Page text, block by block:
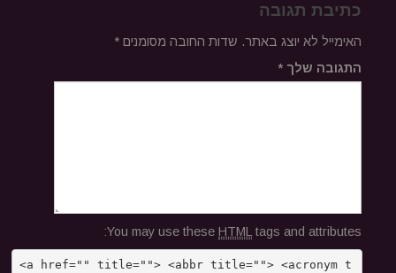
כתיבת תגובה
האימייל לא יוצג באתר. שדות החובה מסומנים *
התגובה שלך *
You may use these HTML tags and attributes:
<a href="" title=""> <abbr title=""> <acronym t